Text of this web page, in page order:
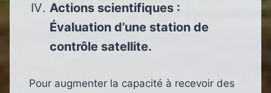
Actions scientifiques :
Évaluation d’une station de
contrôle satellite.
Pour augmenter la capacité à recevoir des